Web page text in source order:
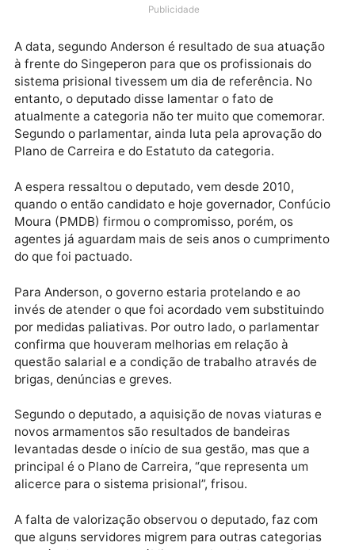
ao Dia do Agente Penitenciário comemorado no dia
Estadual nº 299, de 2011 na Assembleia Legislativa.
Publicidade
A data, segundo Anderson é resultado de sua
à frente do Singeperon para que os profissionais do
entanto, o deputado disse lamentar o fato de
atualmente a categoria não ter muito que
Segundo o parlamentar, ainda luta pela aprovação
Plano de Carreira e do Estatuto da categoria.
A espera ressaltou o deputado, vem desde 2010,
quando o então candidato e hoje governador,
Moura (PMDB) firmou o compromisso, porém, os
agentes já aguardam mais de seis anos o
do que foi pactuado.
invés de atender o que foi acordado vem
por medidas paliativas. Por outro lado, o parlamentar
confirma que houveram melhorias em relação à
questão salarial e a condição de trabalho através de
Segundo o deputado, a aquisição de novas viaturas